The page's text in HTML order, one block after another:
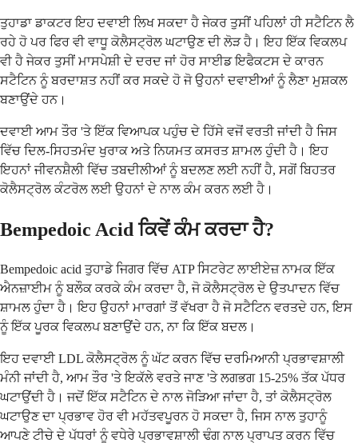
ਤੁਹਾਡਾ ਡਾਕਟਰ ਇਹ ਦਵਾਈ ਲਿਖ ਸਕਦਾ ਹੈ ਜੇਕਰ ਤੁਸੀਂ ਪਹਿਲਾਂ ਹੀ ਸਟੈਟਿਨ ਲੈ
ਰਹੇ ਹੋ ਪਰ ਫਿਰ ਵੀ ਵਾਧੂ ਕੋਲੈਸਟ੍ਰੋਲ ਘਟਾਉਣ ਦੀ ਲੋੜ ਹੈ। ਇਹ ਇੱਕ ਵਿਕਲਪ
ਵੀ ਹੈ ਜੇਕਰ ਤੁਸੀਂ ਮਾਸਪੇਸ਼ੀ ਦੇ ਦਰਦ ਜਾਂ ਹੋਰ ਸਾਈਡ ਇਫੈਕਟਸ ਦੇ ਕਾਰਨ
ਸਟੈਟਿਨ ਨੂੰ ਬਰਦਾਸ਼ਤ ਨਹੀਂ ਕਰ ਸਕਦੇ ਹੋ ਜੋ ਉਹਨਾਂ ਦਵਾਈਆਂ ਨੂੰ ਲੈਣਾ ਮੁਸ਼ਕਲ
ਬਣਾਉਂਦੇ ਹਨ।
ਦਵਾਈ ਆਮ ਤੌਰ 'ਤੇ ਇੱਕ ਵਿਆਪਕ ਪਹੁੰਚ ਦੇ ਹਿੱਸੇ ਵਜੋਂ ਵਰਤੀ ਜਾਂਦੀ ਹੈ ਜਿਸ
ਵਿੱਚ ਦਿਲ-ਸਿਹਤਮੰਦ ਖੁਰਾਕ ਅਤੇ ਨਿਯਮਤ ਕਸਰਤ ਸ਼ਾਮਲ ਹੁੰਦੀ ਹੈ। ਇਹ
ਇਹਨਾਂ ਜੀਵਨਸ਼ੈਲੀ ਵਿੱਚ ਤਬਦੀਲੀਆਂ ਨੂੰ ਬਦਲਣ ਲਈ ਨਹੀਂ ਹੈ, ਸਗੋਂ ਬਿਹਤਰ
ਕੋਲੈਸਟ੍ਰੋਲ ਕੰਟਰੋਲ ਲਈ ਉਹਨਾਂ ਦੇ ਨਾਲ ਕੰਮ ਕਰਨ ਲਈ ਹੈ।
Bempedoic Acid ਕਿਵੇਂ ਕੰਮ ਕਰਦਾ ਹੈ?
Bempedoic acid ਤੁਹਾਡੇ ਜਿਗਰ ਵਿੱਚ ATP ਸਿਟਰੇਟ ਲਾਈਏਜ਼ ਨਾਮਕ ਇੱਕ
ਐਨਜ਼ਾਈਮ ਨੂੰ ਬਲੌਕ ਕਰਕੇ ਕੰਮ ਕਰਦਾ ਹੈ, ਜੋ ਕੋਲੈਸਟ੍ਰੋਲ ਦੇ ਉਤਪਾਦਨ ਵਿੱਚ
ਸ਼ਾਮਲ ਹੁੰਦਾ ਹੈ। ਇਹ ਉਹਨਾਂ ਮਾਰਗਾਂ ਤੋਂ ਵੱਖਰਾ ਹੈ ਜੋ ਸਟੈਟਿਨ ਵਰਤਦੇ ਹਨ, ਇਸ
ਨੂੰ ਇੱਕ ਪੂਰਕ ਵਿਕਲਪ ਬਣਾਉਂਦੇ ਹਨ, ਨਾ ਕਿ ਇੱਕ ਬਦਲ।
ਇਹ ਦਵਾਈ LDL ਕੋਲੈਸਟ੍ਰੋਲ ਨੂੰ ਘੱਟ ਕਰਨ ਵਿੱਚ ਦਰਮਿਆਨੀ ਪ੍ਰਭਾਵਸ਼ਾਲੀ
ਮੰਨੀ ਜਾਂਦੀ ਹੈ, ਆਮ ਤੌਰ 'ਤੇ ਇਕੱਲੇ ਵਰਤੇ ਜਾਣ 'ਤੇ ਲਗਭਗ 15-25% ਤੱਕ ਪੱਧਰ
ਘਟਾਉਂਦੀ ਹੈ। ਜਦੋਂ ਇੱਕ ਸਟੈਟਿਨ ਦੇ ਨਾਲ ਜੋੜਿਆ ਜਾਂਦਾ ਹੈ, ਤਾਂ ਕੋਲੈਸਟ੍ਰੋਲ
ਘਟਾਉਣ ਦਾ ਪ੍ਰਭਾਵ ਹੋਰ ਵੀ ਮਹੱਤਵਪੂਰਨ ਹੋ ਸਕਦਾ ਹੈ, ਜਿਸ ਨਾਲ ਤੁਹਾਨੂੰ
ਆਪਣੇ ਟੀਚੇ ਦੇ ਪੱਧਰਾਂ ਨੂੰ ਵਧੇਰੇ ਪ੍ਰਭਾਵਸ਼ਾਲੀ ਢੰਗ ਨਾਲ ਪ੍ਰਾਪਤ ਕਰਨ ਵਿੱਚ